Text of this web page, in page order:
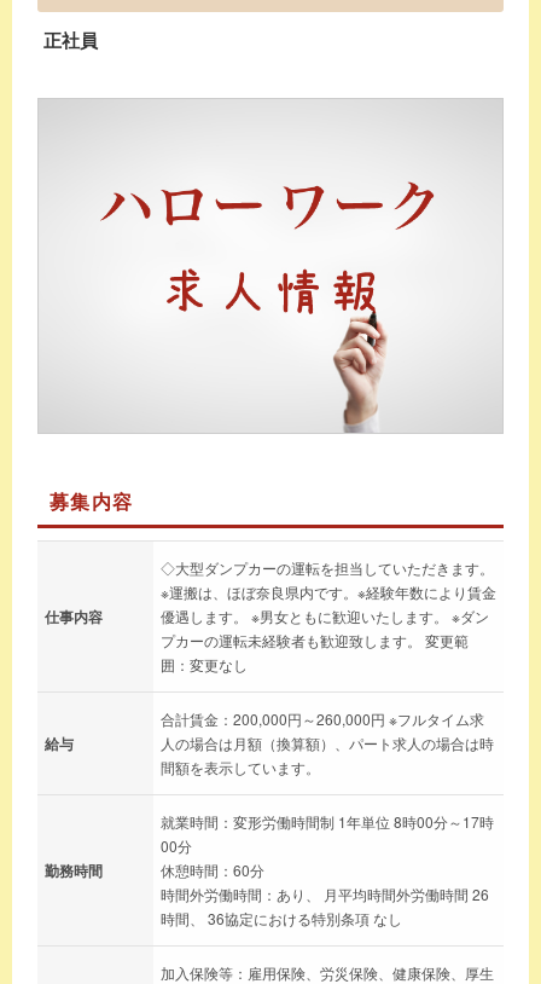
正社員
募集内容
仕事内容
◇大型ダンプカーの運転を担当していただきます。
※運搬は、ほぼ奈良県内です。※経験年数により賃金
優遇します。 ※男女ともに歓迎いたします。 ※ダン
プカーの運転未経験者も歓迎致します。 変更範
囲：変更なし
給与
合計賃金：200,000円～260,000円 ※フルタイム求
人の場合は月額（換算額）、パート求人の場合は時
間額を表示しています。
勤務時間
就業時間：変形労働時間制 1年単位 8時00分～17時
00分
休憩時間：60分
時間外労働時間：あり、 月平均時間外労働時間 26
時間、 36協定における特別条項 なし
加入保険等：雇用保険、労災保険、健康保険、厚生